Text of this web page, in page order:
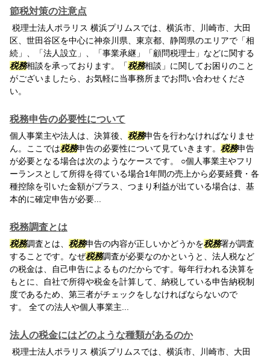
節税対策の注意点
税理士法人ポラリス 横浜プリムスでは、横浜市、川崎市、大田
区、世田谷区を中心に神奈川県、東京都、静岡県のエリアで「相
続」、「法人設立」、「事業承継」「顧問税理士」などに関する
税務相談を承っております。「税務相談」に関してお困りのこと
がございましたら、お気軽に当事務所までお問い合わせくださ
い。
税務申告の必要性について
個人事業主や法人は、決算後、 税務申告を行わなければなりませ
ん。ここでは税務申告の必要性について見ていきます。 税務申告
が必要となる場合は次のようなケースです。 ○個人事業主やフリ
ーランスとして所得を得ている場合1年間の売上から必要経費・各
種控除を引いた金額がプラス、つまり利益が出ている場合は、基
本的に確定申告が必要...
税務調査とは
税務調査とは、 税務申告の内容が正しいかどうかを税務署が調査
することです。なぜ税務調査が必要なのかというと、法人税など
の税金は、自己申告によるものだからです。毎年行われる決算を
もとに、自社で所得や税金を計算して、納税している申告納税制
度であるため、第三者がチェックをしなければならないので
す。 全ての法人や個人事業主...
法人の税金にはどのような種類があるのか
税理士法人ポラリス 横浜プリムスでは、横浜市、川崎市、大田